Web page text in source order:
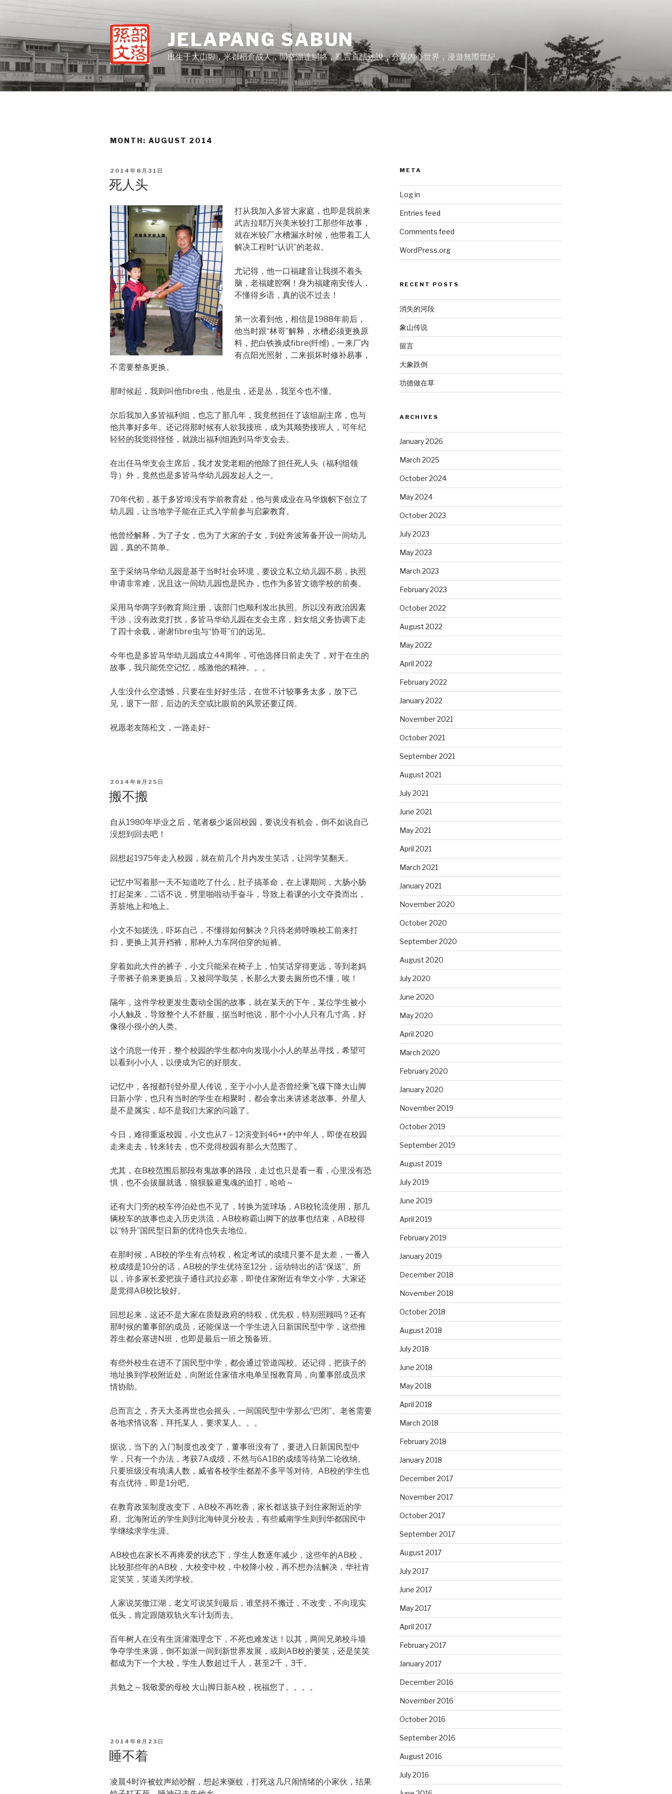
JELAPANG SABUN
出生于大山腳，米都稻倉成人，閒空溜達網絡，亂言直語述說，分享內心世界，漫遊無際世紀。
MONTH: AUGUST 2014
POSTED
ON
2014年8月31日
死人头
打从我加入多皆大家庭，也即是我前来
武吉拉耶万兴美米较打工那些年故事，
就在米较厂水槽漏水时候，他带着工人
解决工程时“认识”的老叔。
尤记得，他一口福建音让我摸不着头
脑，老福建腔啊！身为福建南安传人，
不懂得乡语，真的说不过去！
第一次看到他，相信是1988年前后，
他当时跟“林哥”解释，水槽必须更换原
料，把白铁换成fibre(纤维)，一来厂内
有点阳光照射，二来损坏时修补易事，
不需要整条更换。
那时候起，我则叫他fibre虫，他是虫，还是丛，我至今也不懂。
尔后我加入多皆福利组，也忘了那几年，我竟然担任了该组副主席，也与
他共事好多年。还记得那时候有人欲我接班，成为其顺势接班人，可年纪
轻轻的我觉得怪怪，就跳出福利组跑到马华支会去。
在出任马华支会主席后，我才发觉老粗的他除了担任死人头（福利组领
导）外，竟然也是多皆马华幼儿园发起人之一。
70年代初，基于多皆埠没有学前教育处，他与黄成业在马华旗帜下创立了
幼儿园，让当地学子能在正式入学前参与启蒙教育。
他曾经解释，为了子女，也为了大家的子女，到处奔波筹备开设一间幼儿
园，真的不简单。
至于采纳马华幼儿园是基于当时社会环境，要设立私立幼儿园不易，执照
申请非常难，况且这一间幼儿园也是民办，也作为多皆文德学校的前奏。
采用马华两字到教育局注册，该部门也顺利发出执照。所以没有政治因素
干涉，没有政党打扰，多皆马华幼儿园在支会主席，妇女组义务协调下走
了四十余载，谢谢fibre虫与“协哥”们的远见。
今年也是多皆马华幼儿园成立44周年，可他选择日前走失了，对于在生的
故事，我只能凭空记忆，感激他的精神。。。
人生没什么空遗憾，只要在生好好生活，在世不计较事务太多，放下己
见，退下一部，后边的天空或比眼前的风景还要辽阔。
祝愿老友陈松文，一路走好~
POSTED
ON
2014年8月25日
搬不搬
自从1980年毕业之后，笔者极少返回校园，要说没有机会，倒不如说自己
没想到回去吧！
回想起1975年走入校园，就在前几个月内发生笑话，让同学笑翻天。
记忆中写着那一天不知道吃了什么，肚子搞革命，在上课期间，大肠小肠
打起架来，二话不说，劈里啪啦动手奋斗，导致上着课的小文夺粪而出，
弄脏地上和地上。
小文不知搓洗，吓坏自己，不懂得如何解决？只待老师呼唤校工前来打
扫，更换上其开裆裤，那种人力车阿伯穿的短裤。
穿着如此大件的裤子，小文只能呆在椅子上，怕笑话穿得更远，等到老妈
子带裤子前来更换后，又被同学取笑，长那么大要去厕所也不懂，唉！
隔年，这件学校更发生轰动全国的故事，就在某天的下午，某位学生被小
小人触及，导致整个人不舒服，据当时他说，那个小小人只有几寸高，好
像很小很小的人类。
这个消息一传开，整个校园的学生都冲向发现小小人的草丛寻找，希望可
以看到小小人，以便成为它的好朋友。
记忆中，各报都刊登外星人传说，至于小小人是否曾经乘飞碟下降大山脚
日新小学，也只有当时的学生在相聚时，都会拿出来讲述老故事。外星人
是不是属实，却不是我们大家的问题了。
今日，难得重返校园，小文也从7－12演变到46++的中年人，即使在校园
走来走去，转来转去，也不觉得校园有那么大范围了。
尤其，在B校范围后那段有鬼故事的路段，走过也只是看一看，心里没有恐
惧，也不会拔腿就逃，狼狈躲避鬼魂的追打，哈哈～
还有大门旁的校车停泊处也不见了，转换为篮球场，AB校轮流使用，那几
辆校车的故事也走入历史洪流，AB校称霸山脚下的故事也结束，AB校得
以“特升”国民型日新的优待也失去地位。
在那时候，AB校的学生有点特权，检定考试的成绩只要不是太差，一番入
校成绩是10分的话，AB校的学生优待至12分，运动特出的话“保送”。所
以，许多家长爱把孩子通往武拉必塞，即使住家附近有华文小学，大家还
是觉得AB校比较好。
回想起来，这还不是大家在质疑政府的特权，优先权，特别照顾吗？还有
那时候的董事部的成员，还能保送一个学生进入日新国民型中学，这些推
荐生都会塞进N班，也即是最后一班之预备班。
有些外校生在进不了国民型中学，都会通过管道闯校。还记得，把孩子的
地址换到学校附近处，向附近住家借水电单呈报教育局，向董事部成员求
情协助。
总而言之，齐天大圣再世也会摇头，一间国民型中学那么“巴闭”。老爸需要
各地求情说客，拜托某人，要求某人。。。
据说，当下的 入门制度也改变了，董事班没有了，要进入日新国民型中
学，只有一个办法，考获7A成绩，不然与6A1B的成绩等待第二论收纳。
只要班级没有填满人数，威省各校学生都差不多平等对待。AB校的学生也
有点优待，即是1分吧。
在教育政策制度改变下，AB校不再吃香，家长都送孩子到住家附近的学
府。北海附近的学生则到北海钟灵分校去，有些威南学生则到华都国民中
学继续求学生涯。
AB校也在家长不再疼爱的状态下，学生人数逐年减少，这些年的AB校，
比较那些年的AB校，大校变中校，中校降小校，再不想办法解决，华社肯
定笑笑，笑道关闭学校。
人家说笑傲江湖，老文可说笑到最后，谁坚持不搬迁，不改变，不向现实
低头，肯定跟随双轨火车计划而去。
百年树人在没有生涯灌溉理念下，不死也难发达！以其，两间兄弟校斗墙
争夺学生来源，倒不如派一间到新世界发展，或则AB校的要笑，还是笑笑
都成为下一个大校，学生人数超过千人，甚至2千，3千。
共勉之～我敬爱的母校 大山脚日新A校，祝福您了。。。。
POSTED
ON
2014年8月23日
睡不着
凌晨4时许被蚊声給吵醒，想起来驱蚊，打死这几只闹情绪的小家伙，结果
META
Log in
Entries feed
Comments feed
WordPress.org
RECENT POSTS
消失的河段
象山传说
留言
大象跌倒
功德做在草
ARCHIVES
January 2026
March 2025
October 2024
May 2024
October 2023
July 2023
May 2023
March 2023
February 2023
October 2022
August 2022
May 2022
April 2022
February 2022
January 2022
November 2021
October 2021
September 2021
August 2021
July 2021
June 2021
May 2021
April 2021
March 2021
January 2021
November 2020
October 2020
September 2020
August 2020
July 2020
June 2020
May 2020
April 2020
March 2020
February 2020
January 2020
November 2019
October 2019
September 2019
August 2019
July 2019
June 2019
April 2019
February 2019
January 2019
December 2018
November 2018
October 2018
August 2018
July 2018
June 2018
May 2018
April 2018
March 2018
February 2018
January 2018
December 2017
November 2017
October 2017
September 2017
August 2017
July 2017
June 2017
May 2017
April 2017
February 2017
January 2017
December 2016
November 2016
October 2016
September 2016
August 2016
July 2016